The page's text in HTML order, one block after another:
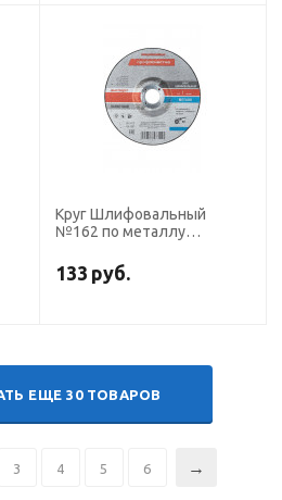
Круг Шлифовальный
№162 по металлу
ПрофОснастка Эксперт
тип 27
133 руб.
ЕЩЕ 30 ТОВАРОВ
3 4 5 6